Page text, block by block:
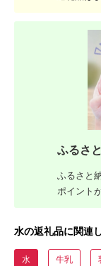
ふるさ
ふるさと
ポイント
水の返礼品に関連
水 牛乳